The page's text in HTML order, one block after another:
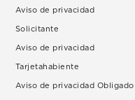
Aviso de privacidad
Solicitante
Aviso de privacidad
Tarjetahabiente
Aviso de privacidad Obligado